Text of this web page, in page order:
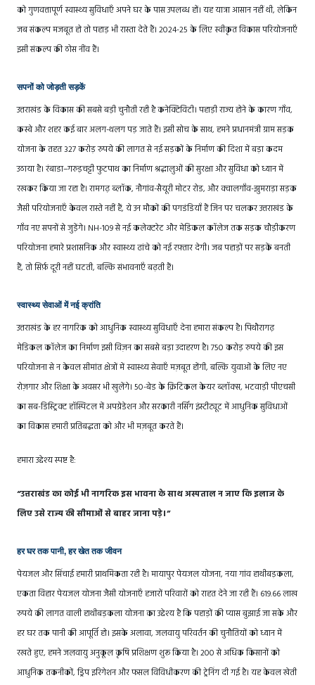
को गुणवत्तापूर्ण स्वास्थ्य सुविधाएँ अपने घर के पास उपलब्ध हों। यह यात्रा आसान नहीं थी, लेकिन
जब संकल्प मजबूत हो तो पहाड़ भी रास्ता देते हैं। 2024-25 के लिए स्वीकृत विकास परियोजनाएँ
इसी संकल्प की ठोस नींव हैं।
सपनों को जोड़ती सड़कें
उत्तराखंड के विकास की सबसे बड़ी चुनौती रही है कनेक्टिविटी। पहाड़ी राज्य होने के कारण गाँव,
कस्बे और शहर कई बार अलग-थलग पड़ जाते हैं। इसी सोच के साथ, हमने प्रधानमंत्री ग्राम सड़क
योजना के तहत 327 करोड़ रुपये की लागत से नई सड़कों के निर्माण की दिशा में बड़ा कदम
उठाया है। रंबाडा–गरुड़चट्टी फुटपाथ का निर्माण श्रद्धालुओं की सुरक्षा और सुविधा को ध्यान में
रखकर किया जा रहा है। रामगढ़ ब्लॉक, नौगांव-सैयूरी मोटर रोड, और क्वालगाँव-झुमराड़ा सड़क
जैसी परियोजनाएँ केवल रास्ते नहीं हैं, ये उन मौकों की पगडंडियाँ हैं जिन पर चलकर उत्तराखंड के
गाँव नए सपनों से जुड़ेंगे। NH-109 से नई कलेक्टरेट और मेडिकल कॉलेज तक सड़क चौड़ीकरण
परियोजना हमारे प्रशासनिक और स्वास्थ्य ढांचे को नई रफ़्तार देगी। जब पहाड़ों पर सड़कें बनती
हैं, तो सिर्फ़ दूरी नहीं घटती, बल्कि संभावनाएँ बढ़ती हैं।
स्वास्थ्य सेवाओं में नई क्रांति
उत्तराखंड के हर नागरिक को आधुनिक स्वास्थ्य सुविधाएँ देना हमारा संकल्प है। पिथौरागढ़
मेडिकल कॉलेज का निर्माण इसी विज़न का सबसे बड़ा उदाहरण है। 750 करोड़ रुपये की इस
परियोजना से न केवल सीमांत क्षेत्रों में स्वास्थ्य सेवाएँ मज़बूत होंगी, बल्कि युवाओं के लिए नए
रोज़गार और शिक्षा के अवसर भी खुलेंगे। 50-बेड के क्रिटिकल केयर ब्लॉक्स, भटवाड़ी पीएचसी
का सब-डिस्ट्रिक्ट हॉस्पिटल में अपग्रेडेशन और सरकारी नर्सिंग इंस्टीट्यूट में आधुनिक सुविधाओं
का विकास हमारी प्रतिबद्धता को और भी मज़बूत करते हैं।
हमारा उद्देश्य स्पष्ट है:
“उत्तराखंड का कोई भी नागरिक इस भावना के साथ अस्पताल न जाए कि इलाज के
लिए उसे राज्य की सीमाओं से बाहर जाना पड़े।”
हर घर तक पानी, हर खेत तक जीवन
पेयजल और सिंचाई हमारी प्राथमिकता रही है। मायापुर पेयजल योजना, नया गांव हाथीबड़कला,
एकता विहार पेयजल योजना जैसी योजनाएँ हजारों परिवारों को राहत देने जा रही हैं। 619.66 लाख
रुपये की लागत वाली हाथीबड़कला योजना का उद्देश्य है कि पहाड़ों की प्यास बुझाई जा सके और
हर घर तक पानी की आपूर्ति हो। इसके अलावा, जलवायु परिवर्तन की चुनौतियों को ध्यान में
रखते हुए, हमने जलवायु अनुकूल कृषि प्रशिक्षण शुरू किया है। 200 से अधिक किसानों को
आधुनिक तकनीकों, ड्रिप इरिगेशन और फसल विविधीकरण की ट्रेनिंग दी गई है। यह केवल खेती